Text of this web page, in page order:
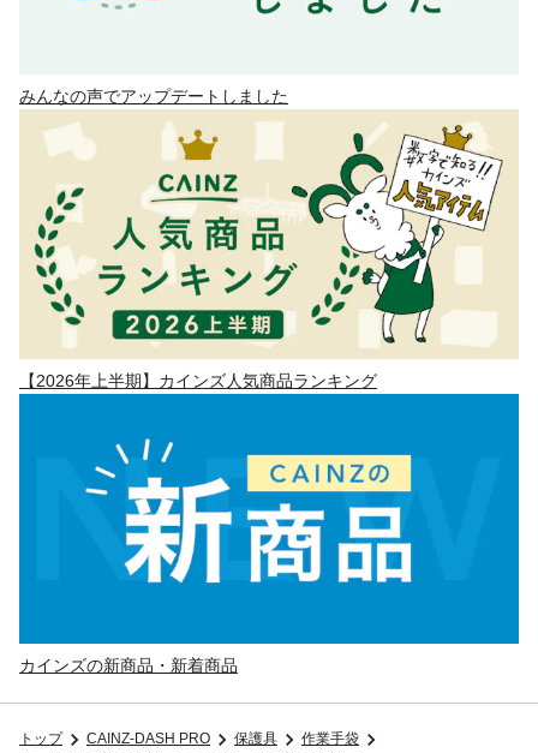
みんなの声でアップデートしました
【2026年上半期】カインズ人気商品ランキング
カインズの新商品・新着商品
トップ CAINZ-DASH PRO 保護具
作業手袋